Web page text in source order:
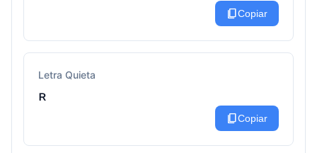
content_copyCopiar
Letra Quieta
ʀ
content_copyCopiar